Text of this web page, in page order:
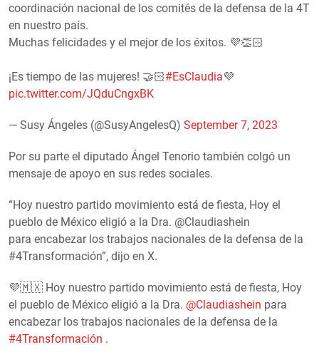
coordinación nacional de los comités de la defensa de la 4T
en nuestro país.
Muchas felicidades y el mejor de los éxitos. 💜👏🏻
¡Es tiempo de las mujeres! 🤝🏻#EsClaudia💜
pic.twitter.com/JQduCngxBK
— Susy Ángeles (@SusyAngelesQ) September 7, 2023
Por su parte el diputado Ángel Tenorio también colgó un
mensaje de apoyo en sus redes sociales.
“Hoy nuestro partido movimiento está de fiesta, Hoy el
pueblo de México eligió a la Dra. @Claudiashein
para encabezar los trabajos nacionales de la defensa de la
#4Transformación”, dijo en X.
💜🇲🇽 Hoy nuestro partido movimiento está de fiesta, Hoy
el pueblo de México eligió a la Dra. @Claudiashein para
encabezar los trabajos nacionales de la defensa de la
#4Transformación .